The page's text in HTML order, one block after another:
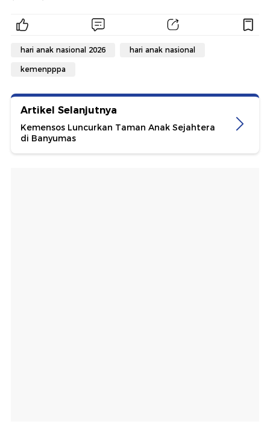
hari anak nasional 2026 hari anak nasional
kemenpppa
Artikel Selanjutnya
Kemensos Luncurkan Taman Anak Sejahtera
di Banyumas